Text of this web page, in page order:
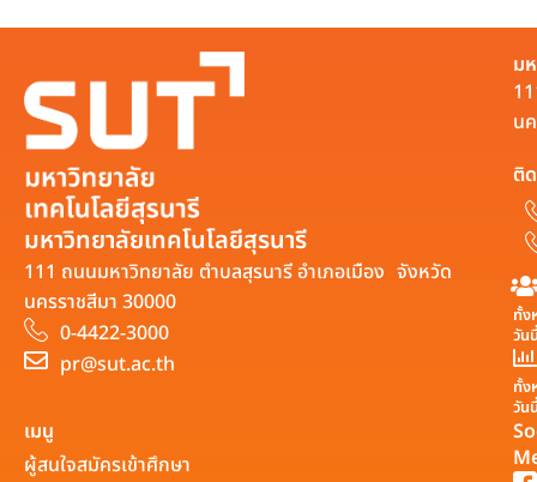
มหาวิทยาลัยเทคโนโลยีสุรนารี
111 ถนนมหาวิทยาลัย ตำบลสุรนารี อำเภอเมือง จังหวัด
นครราชสีมา 30000
0-4422-3000
pr@sut.ac.th
ม
น
ติ
ทั้ง
วัน
ทั้ง
วัน
เมนู
ผู้สนใจสมัครเข้าศึกษา